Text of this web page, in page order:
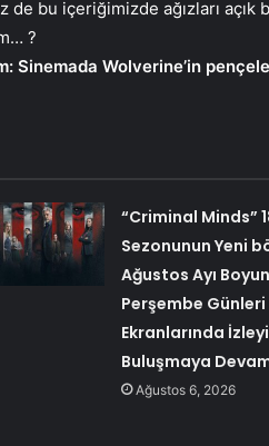
bu içeriğimizde ağızları açık
?
Sinemada Wolverine’in
“Criminal Minds”
Sezonunun Yeni
Ağustos Ayı
Perşembe Günleri
Ekranlarında
Buluşmaya
Ağustos 6, 2026